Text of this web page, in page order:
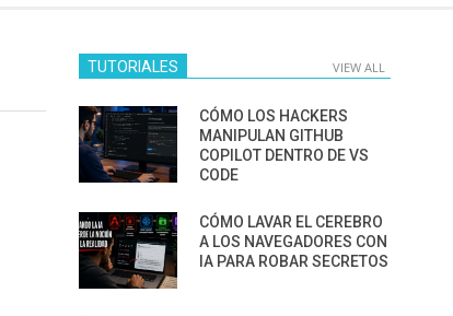
TUTORIALES VIEW ALL
CÓMO LOS HACKERS
MANIPULAN GITHUB
COPILOT DENTRO DE VS
CODE
CÓMO LAVAR EL CEREBRO
A LOS NAVEGADORES CON
IA PARA ROBAR SECRETOS